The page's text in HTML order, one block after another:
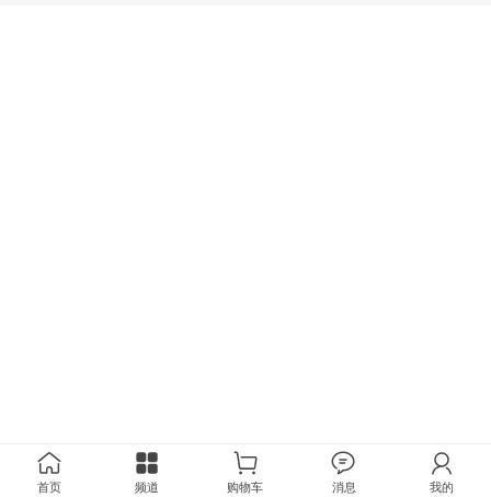
首页 频道 购物车 消息 我的